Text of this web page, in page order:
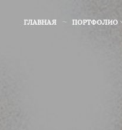
ГЛАВНАЯ ПОРТФОЛИО